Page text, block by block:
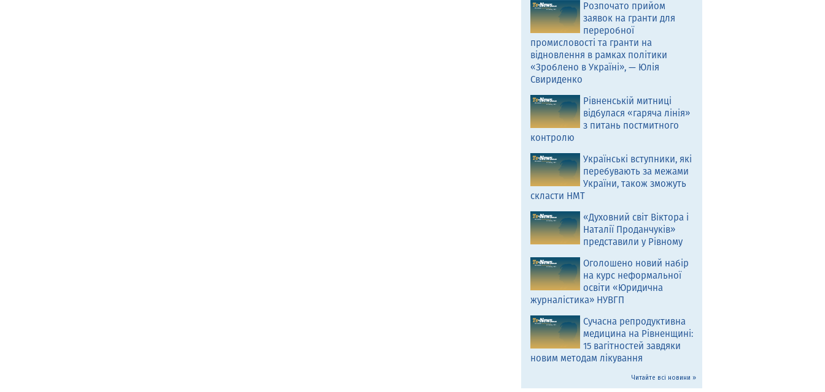
Розпочато прийом
заявок на гранти для
переробної
промисловості та гранти на
відновлення в рамках політики
«Зроблено в Україні», — Юлія
Свириденко
Рівненській митниці
відбулася «гаряча лінія»
з питань постмитного
контролю
Українські вступники, які
перебувають за межами
України, також зможуть
скласти НМТ
«Духовний світ Віктора і
Наталії Проданчуків»
представили у Рівному
Оголошено новий набір
на курс неформальної
освіти «Юридична
журналістика» НУВГП
Сучасна репродуктивна
медицина на Рівненщині:
15 вагітностей завдяки
новим методам лікування
Читайте всі новини »